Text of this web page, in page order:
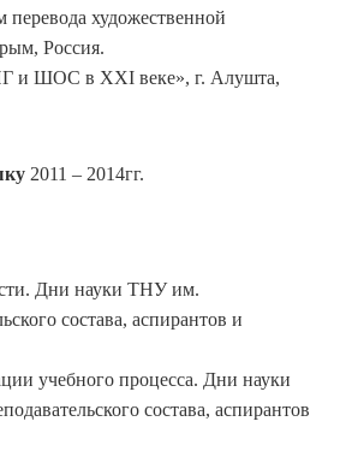
художественной
Россия.
и ШОС в XXI веке», г. Алушта,
2011 – 2014гг.
Дни науки ТНУ им.
состава, аспирантов и
учебного процесса. Дни науки
состава, аспирантов